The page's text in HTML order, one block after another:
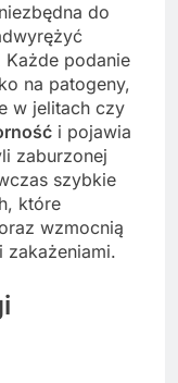
do
Każde podanie
na patogeny,
w jelitach czy
i pojawia
zaburzonej
szybkie
które
wzmocnią
zakażeniami.